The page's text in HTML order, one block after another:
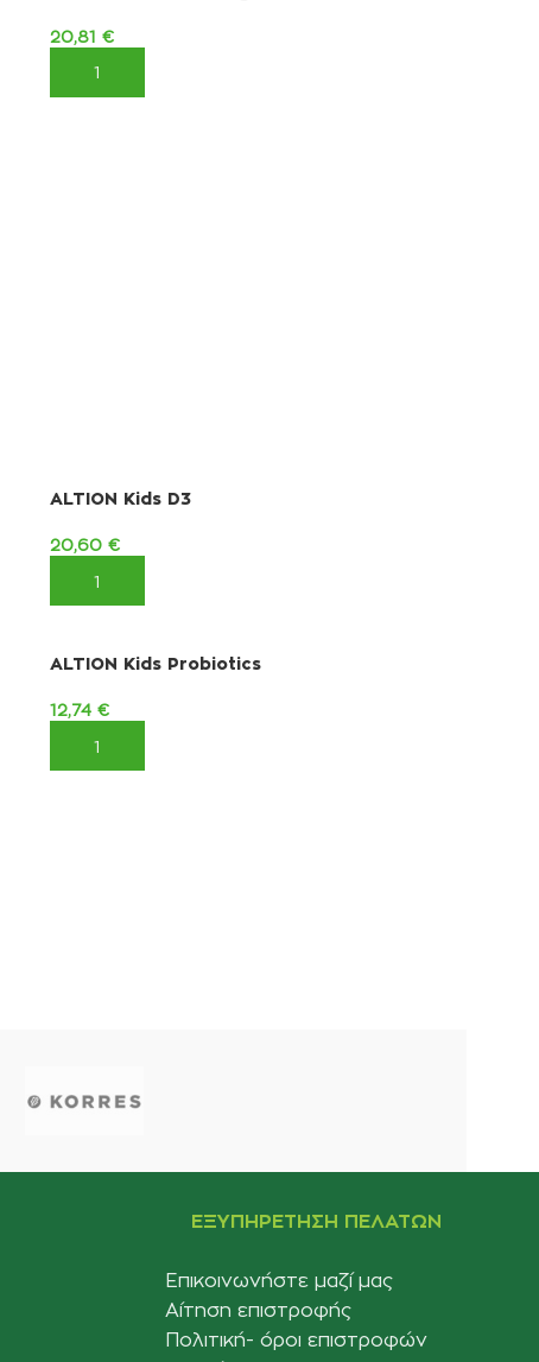
20,81€
ΠΡΟΣΘΉΚΗ ΣΤΟ ΚΑΛΆΘΙ
ALTION Kids D3
20,60€
ΠΡΟΣΘΉΚΗ ΣΤΟ ΚΑΛΆΘΙ
ALTION Kids Probiotics
12,74€
ΠΡΟΣΘΉΚΗ ΣΤΟ ΚΑΛΆΘΙ
ΕΞΥΠΗΡΈΤΗΣΗ ΠΕΛΑΤΏΝ
Επικοινωνήστε μαζί μας
Αίτηση επιστροφής
Πολιτική- όροι επιστροφών